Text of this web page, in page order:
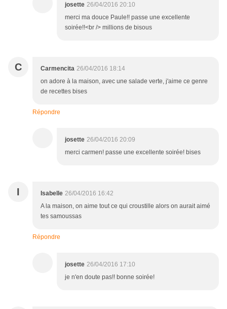
josette 26/04/2016 20:10
merci ma douce Paule!! passe une excellente
soirée!!<br /> millions de bisous
C Carmencita 26/04/2016 18:14
on adore à la maison, avec une salade verte, j'aime ce genre
de recettes bises
Répondre
josette 26/04/2016 20:09
merci carmen! passe une excellente soirée! bises
I Isabelle 26/04/2016 16:42
A la maison, on aime tout ce qui croustille alors on aurait aimé
tes samoussas
Répondre
josette 26/04/2016 17:10
je n'en doute pas!! bonne soirée!